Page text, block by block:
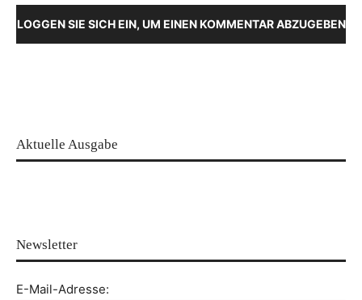
LOGGEN SIE SICH EIN, UM EINEN KOMMENTAR ABZUGEBEN
Aktuelle Ausgabe
Newsletter
E-Mail-Adresse: